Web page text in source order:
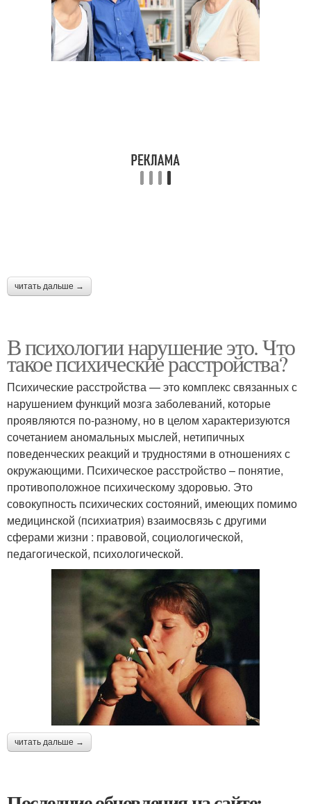
читать дальше →
В психологии нарушение это. Что
такое психические расстройства?
Психические расстройства — это комплекс связанных с
нарушением функций мозга заболеваний, которые
проявляются по-разному, но в целом характеризуются
сочетанием аномальных мыслей, нетипичных
поведенческих реакций и трудностями в отношениях с
окружающими. Психическое расстройство – понятие,
противоположное психическому здоровью. Это
совокупность психических состояний, имеющих помимо
медицинской (психиатрия) взаимосвязь с другими
сферами жизни : правовой, социологической,
педагогической, психологической.
читать дальше →